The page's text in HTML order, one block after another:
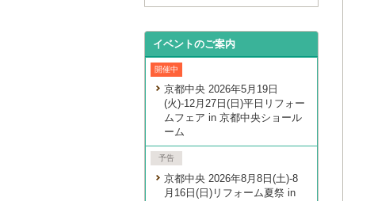
イベントのご案内
開催中
京都中央 2026年5月19日
(火)-12月27日(日)平日リフォー
ムフェア in 京都中央ショール
ーム
予告
京都中央 2026年8月8日(土)-8
月16日(日)リフォーム夏祭 in